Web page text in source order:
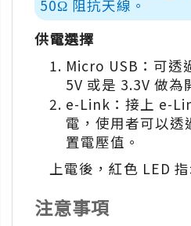
50Ω 阻抗天線。
供電選擇
Micro USB：可透
5V 或是 3.3V 做為
e-Link：接上 e-
電，使用者可以透
置電壓值。
上電後，紅色 LED 指
注意事項